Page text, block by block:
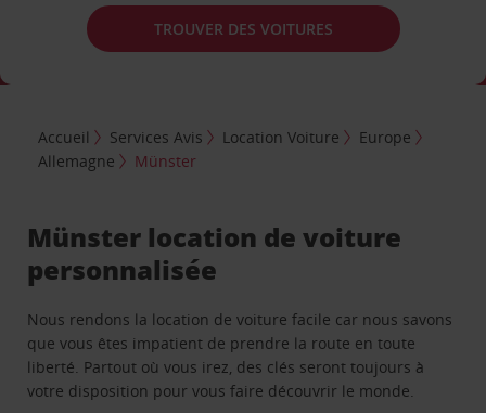
TROUVER DES VOITURES
Accueil Services Avis Location Voiture
Europe
Allemagne
Münster
Münster location de voiture
personnalisée
Nous rendons la location de voiture facile car nous savons
que vous êtes impatient de prendre la route en toute
liberté. Partout où vous irez, des clés seront toujours à
votre disposition pour vous faire découvrir le monde.